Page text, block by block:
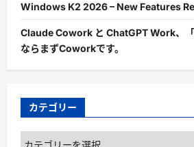
Windows K2 2026 – New Features
Claude Cowork と ChatGPT Work、
ならまずCoworkです。
カテゴリー
カ